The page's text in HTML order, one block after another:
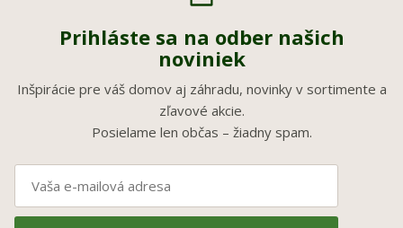
Prihláste sa na odber našich
noviniek
Inšpirácie pre váš domov aj záhradu, novinky v sortimente a
zľavové akcie.
Posielame len občas – žiadny spam.